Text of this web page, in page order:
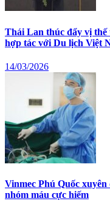
Thái Lan thúc đẩy vị
hợp tác với Du lịch Việt
14/03/2026
Vinmec Phú Quốc
nhóm máu cực hiếm